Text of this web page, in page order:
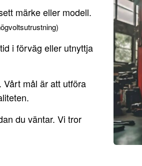
märke eller modell.
i förväg eller utnyttja
mål är att utföra
du väntar. Vi tror